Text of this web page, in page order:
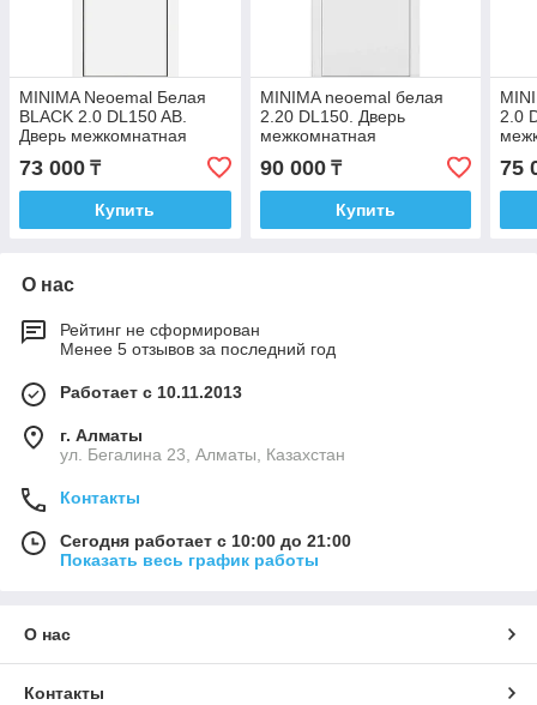
MINIMA Neoemal Белая
BLACK 2.0 DL150 AB.
Дверь межкомнатная
73 000 ₸
Купить
MINIMA neoemal белая
2.20 DL150. Дверь
межкомнатная
90 000₸
Купить
2.0
75
О нас
Рейтинг не сформирован
Менее 5 отзывов за последний год
Работает с 10.11.2013
г. Алматы
ул. Бегалина 23, Алматы, Казахстан
Контакты
Сегодня работает с 10:00 до 21:00
Показать весь график работы
О нас
Контакты